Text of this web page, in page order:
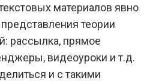
материалов явно
теории
рассылка, прямое
видеоуроки и т.д.
и с такими